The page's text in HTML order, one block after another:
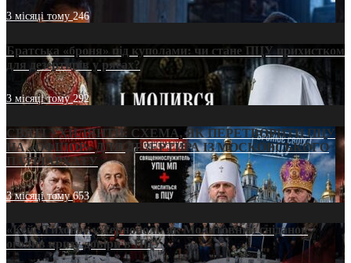
3 місяці тому246
Братська «броня» під куполами: чи стане ПЦУ прихистком
для дезертирів у рясах?
3 місяці тому292
СВЯТІ УХИЛЯНТИ: СХЕМА, ЯК ПЕРЕТВОРИТИ ПЦУ
НА «ОФШОР» ДЛЯ ДЕЗЕРТИРА ІЗ МОСКОВСЬКОГО
ПАТРІАРХАТУ
3 місяці тому653
«Кейс Тихона» у Тернополі: як Молитовний сніданок
оголив кризу довіри в ПЦУ